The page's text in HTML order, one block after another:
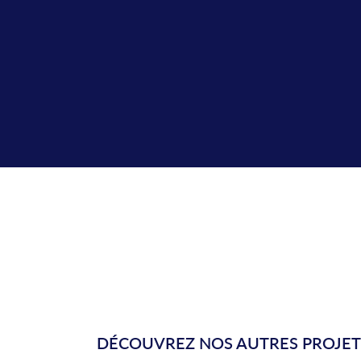
DÉCOUVREZ NOS AUTRES